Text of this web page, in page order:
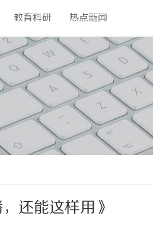
教育科研 热点新闻
还能这样用》